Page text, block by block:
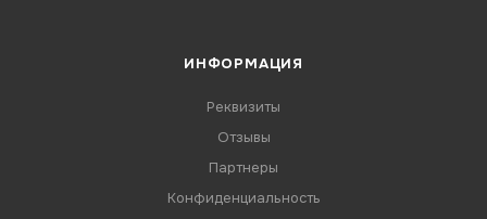
ИНФОРМАЦИЯ
Реквизиты
Отзывы
Партнеры
Конфиденциальность